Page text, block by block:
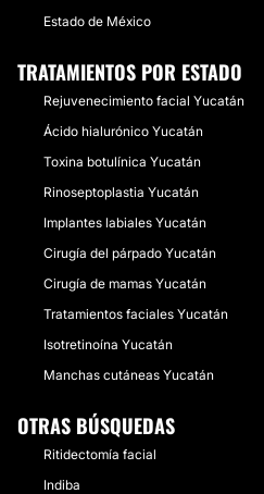
Estado de México
TRATAMIENTOS POR ESTADO
Rejuvenecimiento facial Yucatán
Ácido hialurónico Yucatán
Toxina botulínica Yucatán
Rinoseptoplastia Yucatán
Implantes labiales Yucatán
Cirugía del párpado Yucatán
Cirugía de mamas Yucatán
Tratamientos faciales Yucatán
Isotretinoína Yucatán
Manchas cutáneas Yucatán
OTRAS BÚSQUEDAS
Ritidectomía facial
Indiba